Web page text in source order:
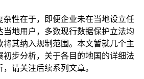
杂性在于，即便企业未在当地设立任
当地用户，多数现行数据保护立法均
其纳入规制范围。本文暂就几个主
初步分析，关于各目的地国的详细法
请关注后续系列文章。